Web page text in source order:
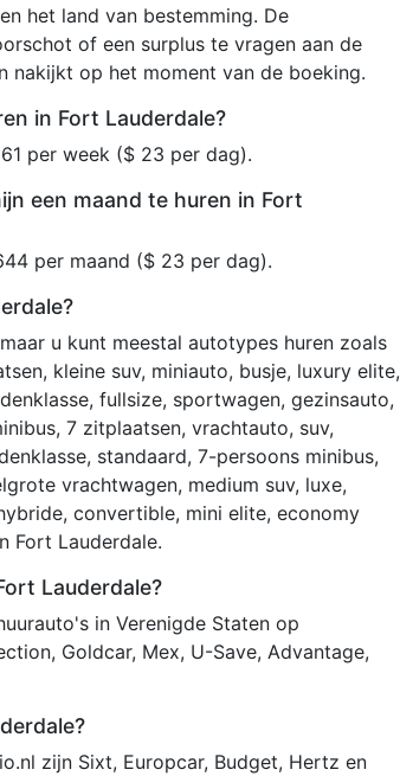
het land van bestemming. De
of een surplus te vragen aan de
nakijkt op het moment van de boeking.
in Fort Lauderdale?
per week ($ 23 per dag).
een maand te huren in Fort
per maand ($ 23 per dag).
u kunt meestal autotypes huren zoals
kleine suv, miniauto, busje, luxury elite,
fullsize, sportwagen, gezinsauto,
7 zitplaatsen, vrachtauto, suv,
standaard, 7-persoons minibus,
vrachtwagen, medium suv, luxe,
convertible, mini elite, economy
Fort Lauderdale.
Lauderdale?
in Verenigde Staten op
Goldcar, Mex, U-Save, Advantage,
zijn Sixt, Europcar, Budget, Hertz en